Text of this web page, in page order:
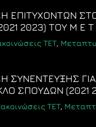
ΕΠΙΤΥΧΟΝΤΩΝ
2023) ΤΟΥ Μ Ε Τ
ΤΕΤ,
ΣΥΝΕΝΤΕΥΞΗΣ
ΣΠΟΥΔΩΝ (2021
ΤΕΤ,